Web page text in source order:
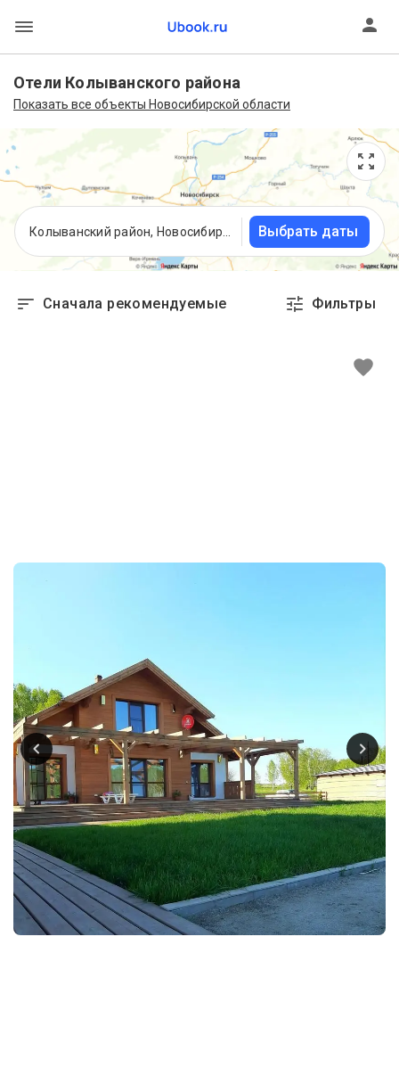
Отели Колыванского района
Показать все объекты Новосибирской области
Выбрать даты
Сначала рекомендуемые Фильтры